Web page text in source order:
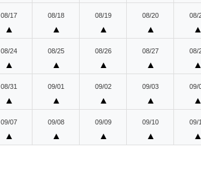
08/17
▲
08/18
▲
08/19
▲
08/20
▲
08/
▲
08/24
▲
08/25
▲
08/26
▲
08/27
▲
08/
▲
08/31
▲
09/01
▲
09/02
▲
09/03
▲
09/
▲
09/07
▲
09/08
▲
09/09
▲
09/10
▲
09/
▲